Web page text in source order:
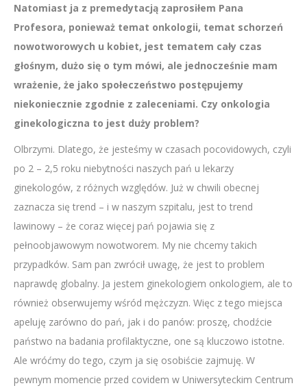
Natomiast ja z premedytacją zaprosiłem Pana
Profesora, ponieważ temat onkologii, temat schorzeń
nowotworowych u kobiet, jest tematem cały czas
głośnym, dużo się o tym mówi, ale jednocześnie mam
wrażenie, że jako społeczeństwo postępujemy
niekoniecznie zgodnie z zaleceniami. Czy onkologia
ginekologiczna to jest duży problem?
Olbrzymi. Dlatego, że jesteśmy w czasach pocovidowych, czyli
po 2 – 2,5 roku niebytności naszych pań u lekarzy
ginekologów, z różnych względów. Już w chwili obecnej
zaznacza się trend – i w naszym szpitalu, jest to trend
lawinowy – że coraz więcej pań pojawia się z
pełnoobjawowym nowotworem. My nie chcemy takich
przypadków. Sam pan zwrócił uwagę, że jest to problem
naprawdę globalny. Ja jestem ginekologiem onkologiem, ale to
również obserwujemy wśród mężczyzn. Więc z tego miejsca
apeluję zarówno do pań, jak i do panów: proszę, chodźcie
państwo na badania profilaktyczne, one są kluczowo istotne.
Ale wróćmy do tego, czym ja się osobiście zajmuję. W
pewnym momencie przed covidem w Uniwersyteckim Centrum